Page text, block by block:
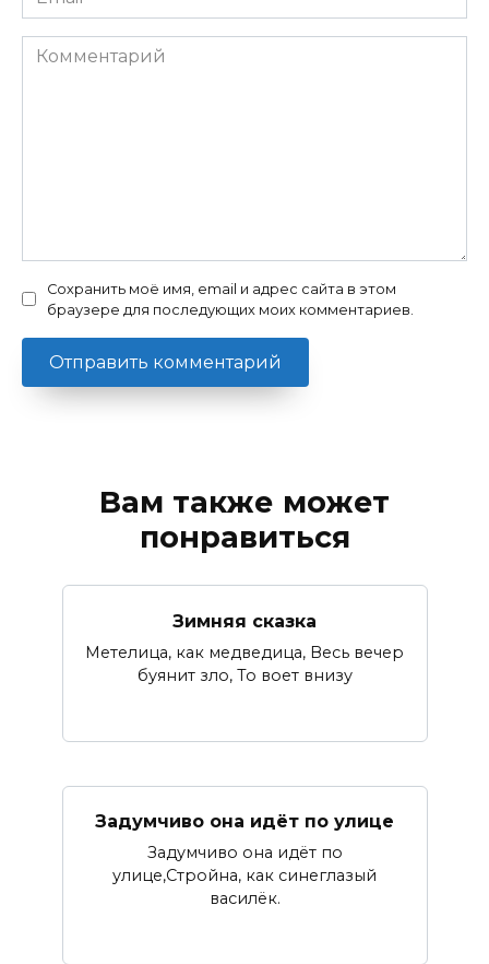
Комментарий
Сохранить моё имя, email и адрес сайта в этом
браузере для последующих моих комментариев.
Вам также может
понравиться
Зимняя сказка
Метелица, как медведица, Весь вечер
буянит зло, То воет внизу
Задумчиво она идёт по улице
Задумчиво она идёт по
улице,Стройна, как синеглазый
василёк.